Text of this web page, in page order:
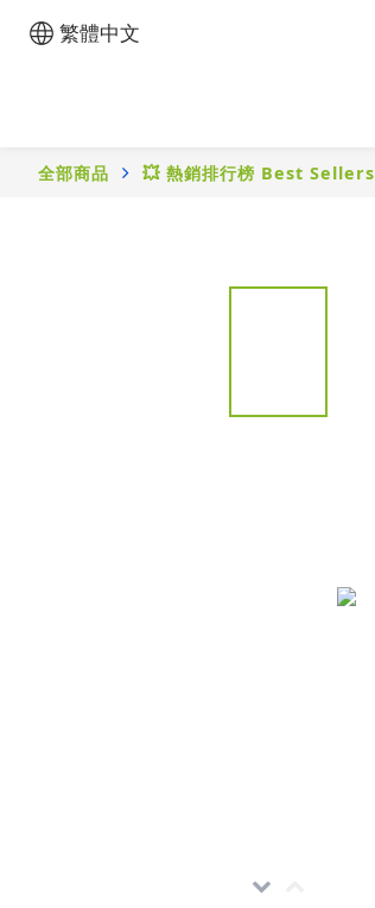
繁體中文
全部商品 💥 熱銷排行榜 Best Sellers